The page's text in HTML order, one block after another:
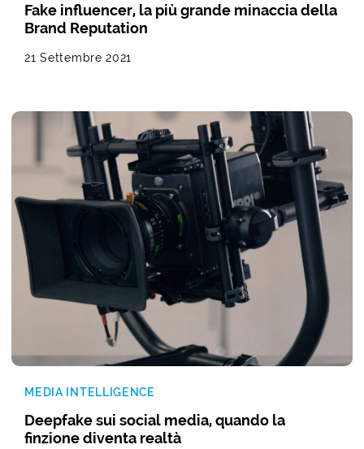
Fake influencer, la più grande minaccia della
Brand Reputation
21 Settembre 2021
MEDIA INTELLIGENCE
Deepfake sui social media, quando la
finzione diventa realtà